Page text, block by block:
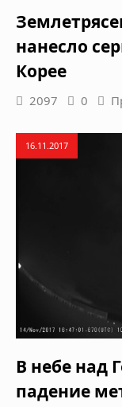
нанесло
Корее
2097 0
16.11.2017
В небе над
падение